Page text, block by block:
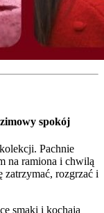
spokój
Pachnie
na ramiona i chwilą
zatrzymać, rozgrzać i
smaki i kochają